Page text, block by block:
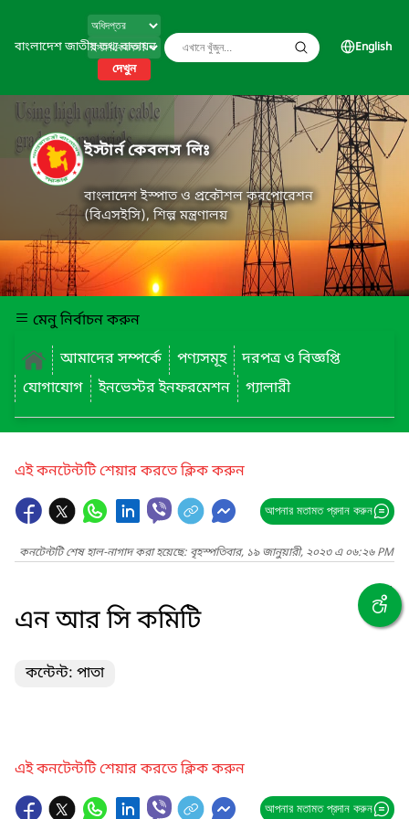
বাংলাদেশ জাতীয় তথ্য বাতায়ন
দেখুন
English
ইস্টার্ন কেবলস লিঃ
বাংলাদেশ ইস্পাত ও প্রকৌশল করপোরেশন
(বিএসইসি), শিল্প মন্ত্রণালয়
মেনু নির্বাচন করুন
আমাদের সম্পর্কে
পণ্যসমূহ
দরপত্র ও বিজ্ঞপ্তি
যোগাযোগ
ইনভেস্টর ইনফরমেশন গ্যালারী
এই কনটেন্টটি শেয়ার করতে ক্লিক করুন
আপনার মতামত প্রদান করুন
কনটেন্টটি শেষ হাল-নাগাদ করা হয়েছে: বৃহস্পতিবার, ১৯ জানুয়ারী, ২০২৩ এ ০৬:২৬ PM
এন আর সি কমিটি
কন্টেন্ট: পাতা
এই কনটেন্টটি শেয়ার করতে ক্লিক করুন
আপনার মতামত প্রদান করুন